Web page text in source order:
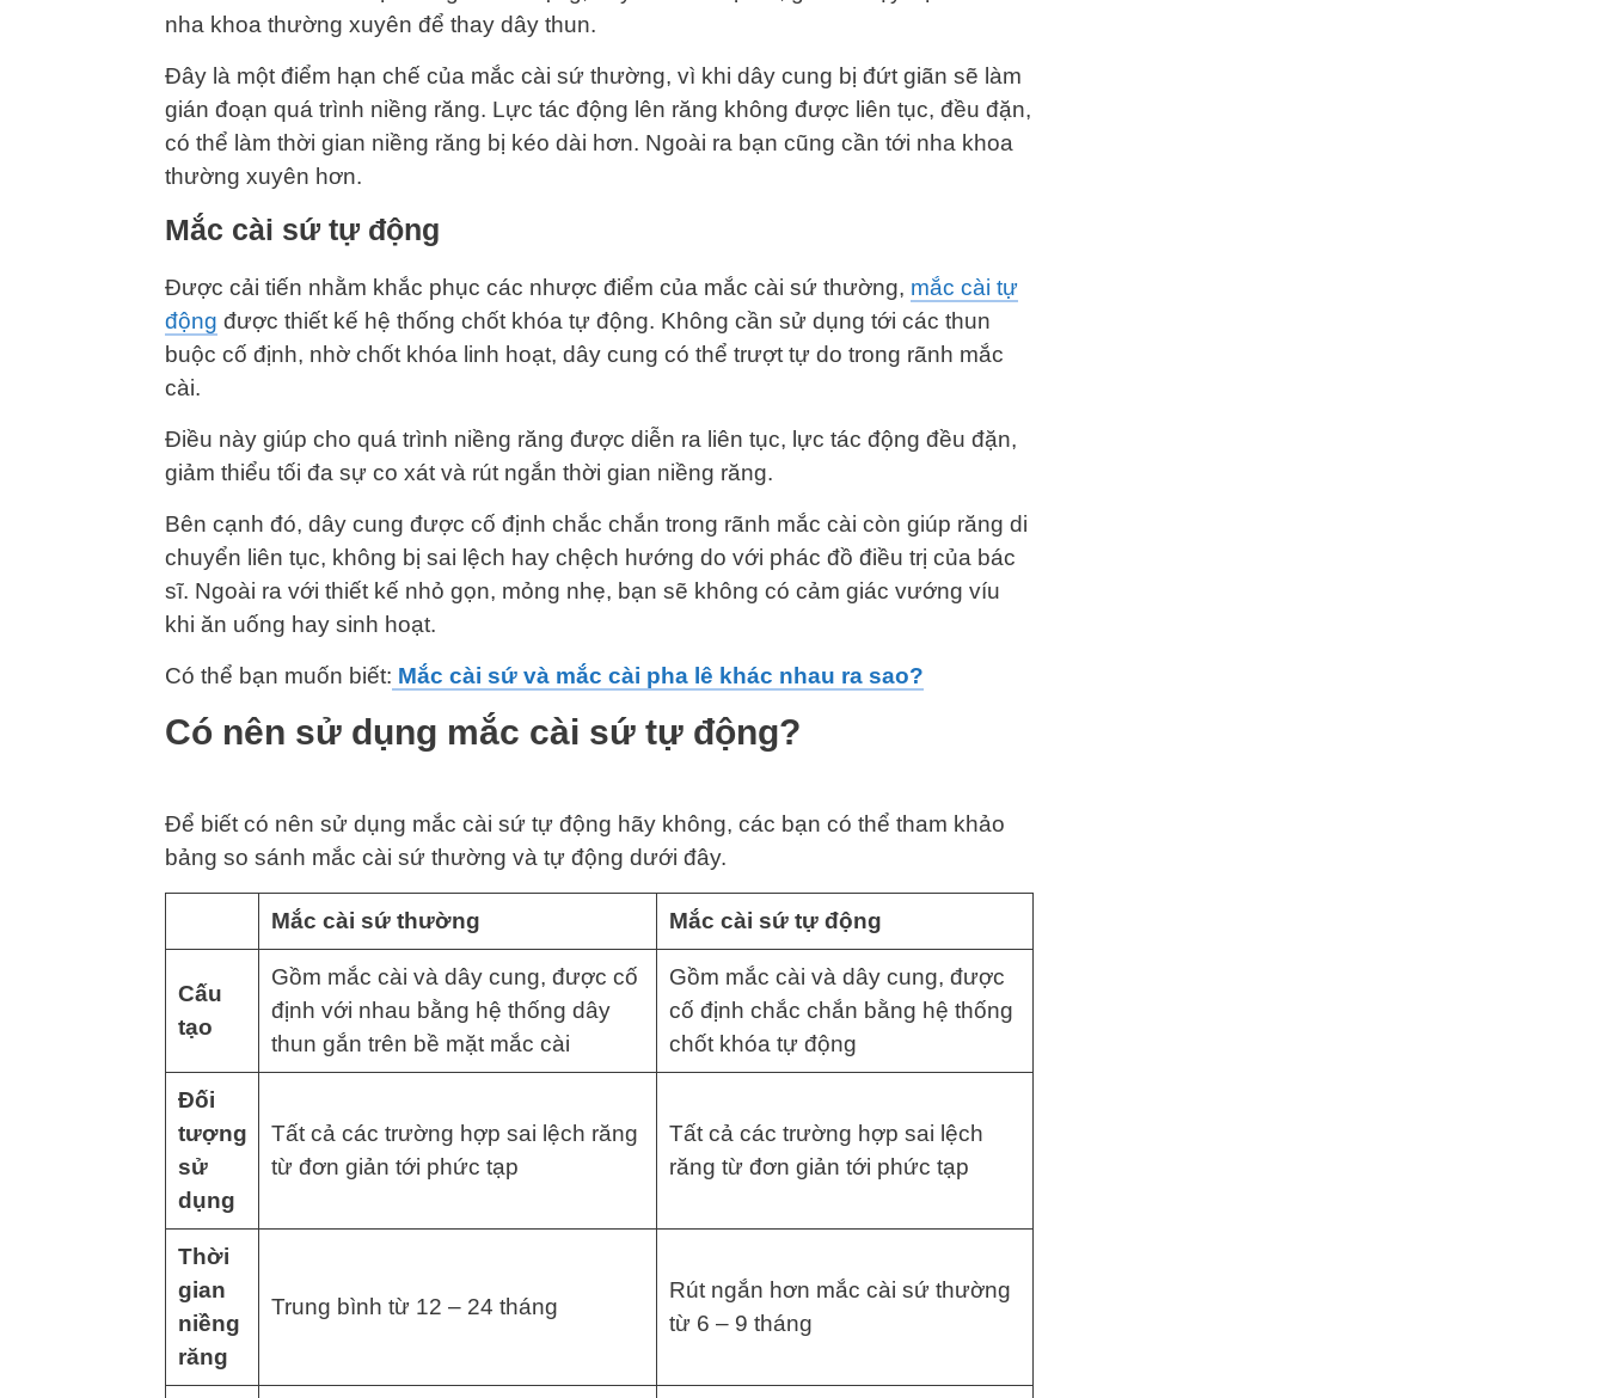
nha khoa thường xuyên để thay dây thun.
Đây là một điểm hạn chế của mắc cài sứ thường, vì khi dây cung bị đứt giãn sẽ làm
gián đoạn quá trình niềng răng. Lực tác động lên răng không được liên tục, đều đặn,
có thể làm thời gian niềng răng bị kéo dài hơn. Ngoài ra bạn cũng cần tới nha khoa
thường xuyên hơn.
Mắc cài sứ tự động
Được cải tiến nhằm khắc phục các nhược điểm của mắc cài sứ thường, mắc cài tự
động được thiết kế hệ thống chốt khóa tự động. Không cần sử dụng tới các thun
buộc cố định, nhờ chốt khóa linh hoạt, dây cung có thể trượt tự do trong rãnh mắc
cài.
Điều này giúp cho quá trình niềng răng được diễn ra liên tục, lực tác động đều đặn,
giảm thiểu tối đa sự co xát và rút ngắn thời gian niềng răng.
Bên cạnh đó, dây cung được cố định chắc chắn trong rãnh mắc cài còn giúp răng di
chuyển liên tục, không bị sai lệch hay chệch hướng do với phác đồ điều trị của bác
sĩ. Ngoài ra với thiết kế nhỏ gọn, mỏng nhẹ, bạn sẽ không có cảm giác vướng víu
khi ăn uống hay sinh hoạt.
Có thể bạn muốn biết: Mắc cài sứ và mắc cài pha lê khác nhau ra sao?
Có nên sử dụng mắc cài sứ tự động?
Để biết có nên sử dụng mắc cài sứ tự động hãy không, các bạn có thể tham khảo
bảng so sánh mắc cài sứ thường và tự động dưới đây.
Mắc cài sứ thường Mắc cài sứ tự động
Cấu
tạo
Gồm mắc cài và dây cung, được cố
định với nhau bằng hệ thống dây
thun gắn trên bề mặt mắc cài
Gồm mắc cài và dây cung, được
cố định chắc chắn bằng hệ thống
chốt khóa tự động
Đối
tượng
sử
dụng
Tất cả các trường hợp sai lệch răng
từ đơn giản tới phức tạp
Tất cả các trường hợp sai lệch
răng từ đơn giản tới phức tạp
Thời
gian
niềng
răng
Trung bình từ 12 – 24 tháng
Rút ngắn hơn mắc cài sứ thường
từ 6 – 9 tháng